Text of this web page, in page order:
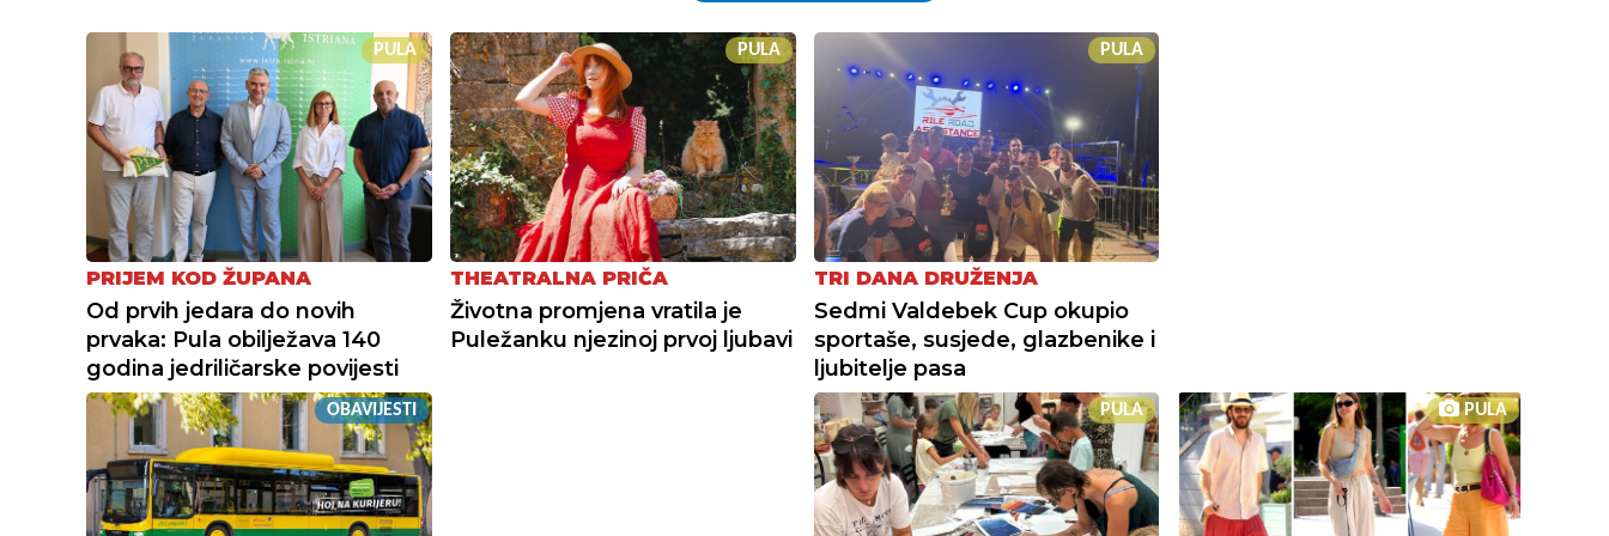
PULA
PRIJEM KOD ŽUPANA
Od prvih jedara do novih
prvaka: Pula obilježava 140
godina jedriličarske povijesti
PULA
THEATRALNA PRIČA
Životna promjena vratila je
Puležanku njezinoj prvoj ljubavi
PULA
TRI DANA DRUŽENJA
Sedmi Valdebek Cup okupio
sportaše, susjede, glazbenike i
ljubitelje pasa
OBAVIJESTI PULA PULA